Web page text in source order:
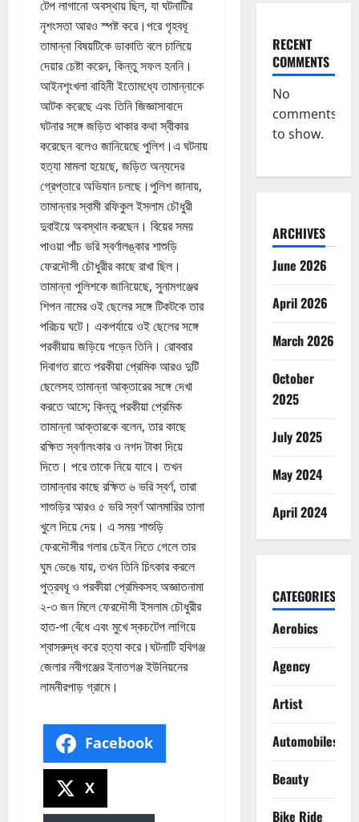
টেপ লাগানো অবস্থায় ছিল, যা ঘটনাটির
নৃশংসতা আরও স্পষ্ট করে।পরে গৃহবধূ
তামান্না বিষয়টিকে ডাকাতি বলে চালিয়ে
দেয়ার চেষ্টা করেন, কিন্তু সফল হননি।
আইনশৃংখলা বাহিনী ইতোমধ্যে তামান্নাকে
আটক করেছে এবং তিনি জিজ্ঞাসাবাদে
ঘটনার সঙ্গে জড়িত থাকার কথা স্বীকার
করেছেন বলেও জানিয়েছে পুলিশ।এ ঘটনায়
হত্যা মামলা হয়েছে, জড়িত অন্যদের
গ্রেপ্তারে অভিযান চলছে।পুলিশ জানায়,
তামান্নার স্বামী রফিকুল ইসলাম চৌধুরী
দুবাইয়ে অবস্থান করছেন। বিয়ের সময়
পাওয়া পাঁচ ভরি স্বর্ণালঙ্কার শাশুড়ি
ফেরদৌসী চৌধুরীর কাছে রাখা ছিল।
তামান্না পুলিশকে জানিয়েছে, সুনামগঞ্জের
শিপন নামের ওই ছেলের সঙ্গে টিকটকে তার
পরিচয় ঘটে। একপর্যায়ে ওই ছেলের সঙ্গে
পরকীয়ায় জড়িয়ে পড়েন তিনি। রোববার
দিবাগত রাতে পরকীয়া প্রেমিক আরও দুটি
ছেলেসহ তামান্না আক্তারের সঙ্গে দেখা
করতে আসে; কিন্তু পরকীয়া প্রেমিক
তামান্না আক্তারকে বলেন, তার কাছে
রক্ষিত স্বর্ণালংকার ও নগদ টাকা দিয়ে
দিতে। পরে তাকে নিয়ে যাবে। তখন
তামান্নার কাছে রক্ষিত ৬ ভরি স্বর্ণ, তারা
শাশুড়ির আরও ৫ ভরি স্বর্ণ আলমারির তালা
খুলে দিয়ে দেয়। এ সময় শাশুড়ি
ফেরদৌসীর গলার চেইন নিতে গেলে তার
ঘুম ভেঙে যায়, তখন তিনি চিৎকার করলে
পুত্রবধূ ও পরকীয়া প্রেমিকসহ অজ্ঞাতনামা
২-৩ জন মিলে ফেরদৌসী ইসলাম চৌধুরীর
হাত-পা বেঁধে এবং মুখে স্কচটেপ লাগিয়ে
শ্বাসরুদ্ধ করে হত্যা করে।ঘটনাটি হবিগঞ্জ
জেলার নবীগঞ্জের ইনাতগঞ্জ ইউনিয়নের
লামনীরপাড় গ্রামে।
Facebook
X
RECENT
COMMENTS
No
comments
to show.
ARCHIVES
June 2026
April 2026
March 2026
October
2025
July 2025
May 2024
April 2024
CATEGORIES
Aerobics
Agency
Artist
Automobiles
Beauty
Bike Ride